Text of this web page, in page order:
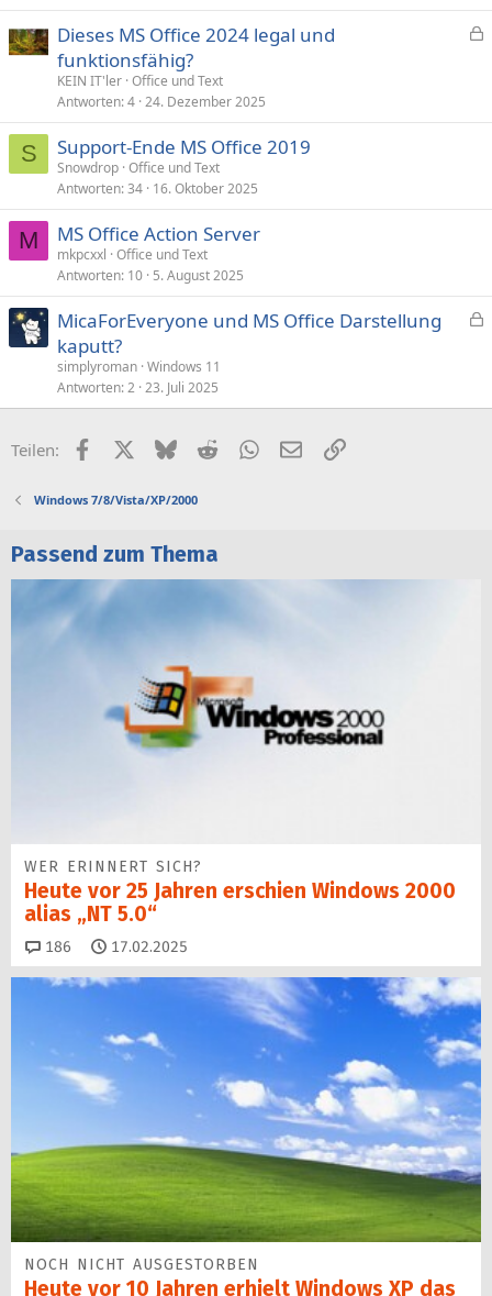
e
Dieses MS Office 2024 legal und
funktionsfähig?
KEIN IT'ler Office und Text
Antworten 4 24. Dezember 2025
S Support-Ende MS Office 2019
Snowdrop Office und Text
Antworten 34 16. Oktober 2025
M MS Office Action Server
mkpcxxl Office und Text
Antworten 10 5. August 2025
e
MicaForEveryone und MS Office Darstellung
kaputt?
simplyroman Windows 11
Antworten 2 23. Juli 2025
Teilen: FacebookX (Twitter)
BlueskyRedditWhatsApp
E-MailLink
Windows 7/8/Vista/XP/2000
Passend zum Thema
WER ERINNERT SICH?
Heute vor 25 Jahren erschien Windows 2000
alias „NT 5.0“
186 Kommentare
17.02.2025
NOCH NICHT AUSGESTORBEN
Heute vor 10 Jahren erhielt Windows XP das